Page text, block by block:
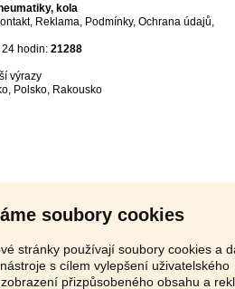
soubory cookies
stránky používají soubory cookies a
s cílem vylepšení uživatelského
přizpůsobeného obsahu a
kola
, Reklama, Podmínky, Ochrana údajů,
24 hodin: 21288
výrazy
, Polsko, Rakousko